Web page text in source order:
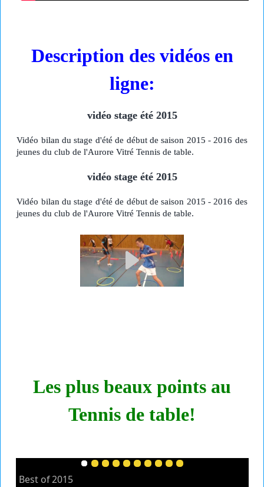
Description des vidéos en
ligne:
vidéo stage été 2015
Vidéo bilan du stage d'été de début de saison 2015 - 2016 des
jeunes du club de l'Aurore Vitré Tennis de table.
vidéo stage été 2015
Vidéo bilan du stage d'été de début de saison 2015 - 2016 des
jeunes du club de l'Aurore Vitré Tennis de table.
Les plus beaux points au
Tennis de table!
Best of 2015